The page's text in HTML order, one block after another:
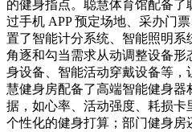
的健身指点。聪慧体育馆配备
过手机 APP 预定场地、采办门
置了智能计分系统、智能照明
角逐和勾当需求从动调整设备形
身设备、智能活动穿戴设备等
慧健身房配备了高端智能健身
据，如心率、活动强度、耗损卡
个性化的健身打算；部门健身